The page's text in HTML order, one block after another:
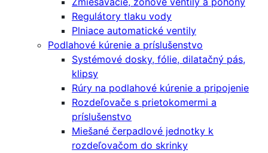
Regulátory tlaku vody
Plniace automatické ventily
Podlahové kúrenie a príslušenstvo
Systémové dosky, fólie, dilatačný pás,
klipsy
Rúry na podlahové kúrenie a pripojenie
Rozdeľovače s prietokomermi a
príslušenstvo
Miešané čerpadlové jednotky k
rozdeľovačom do skrinky